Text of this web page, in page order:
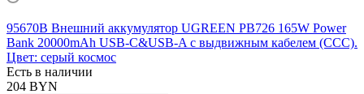
95670B Внешний аккумулятор UGREEN PB726 165W Power
Bank 20000mAh USB-C&USB-A с выдвижным кабелем (ССС).
Цвет: серый космос
Есть в наличии
204 BYN